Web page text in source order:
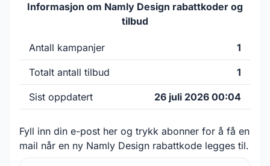
Informasjon om Namly Design rabattkoder og
tilbud
Antall kampanjer 1
Totalt antall tilbud 1
Sist oppdatert 26 juli 2026 00:04
Fyll inn din e-post her og trykk abonner for å få en
mail når en ny Namly Design rabattkode legges til.